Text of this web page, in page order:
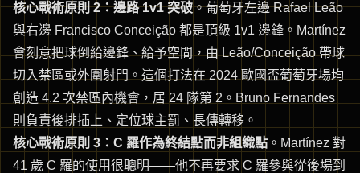
核心戰術原則 2：邊路 1v1 突破。葡萄牙左邊 Rafael Leão
與右邊 Francisco Conceição 都是頂級 1v1 邊鋒。Martínez
會刻意把球倒給邊鋒、給予空間，由 Leão/Conceição 帶球
切入禁區或外圍射門。這個打法在 2024 歐國盃葡萄牙場均
創造 4.2 次禁區內機會，居 24 隊第 2。Bruno Fernandes
則負責後排插上、定位球主罰、長傳轉移。
核心戰術原則 3：C 羅作為終結點而非組織點 。Martínez 對
41 歲 C 羅的使用很聰明——他不再要求 C 羅參與從後場到